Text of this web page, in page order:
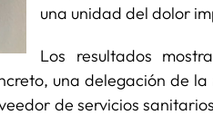
una unidad del dolor
Los resultados
una delegación de
de servicios